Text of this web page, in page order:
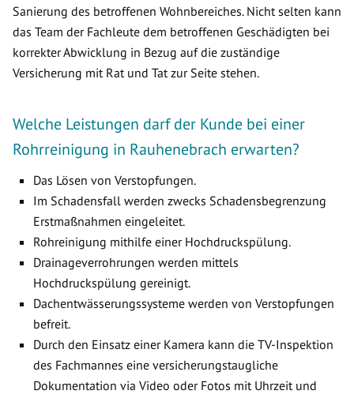
Sanierung des betroffenen Wohnbereiches. Nicht selten kann
das Team der Fachleute dem betroffenen Geschädigten bei
korrekter Abwicklung in Bezug auf die zuständige
Versicherung mit Rat und Tat zur Seite stehen.
Welche Leistungen darf der Kunde bei einer
Rohrreinigung in Rauhenebrach erwarten?
Das Lösen von Verstopfungen.
Im Schadensfall werden zwecks Schadensbegrenzung
Erstmaßnahmen eingeleitet.
Rohreinigung mithilfe einer Hochdruckspülung.
Drainageverrohrungen werden mittels
Hochdruckspülung gereinigt.
Dachentwässerungssysteme werden von Verstopfungen
befreit.
Durch den Einsatz einer Kamera kann die TV-Inspektion
des Fachmannes eine versicherungstaugliche
Dokumentation via Video oder Fotos mit Uhrzeit und